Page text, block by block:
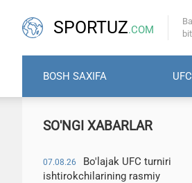
SPORTUZ.COM
BOSH SAXIFA UFC
SO'NGI XABARLAR
07.08.26
Bo'lajak UFC turniri
ishtirokchilarining rasmiy